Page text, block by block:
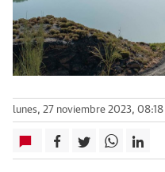
lunes, 27 noviembre 2023, 08:18